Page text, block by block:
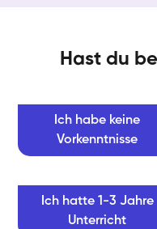
Hast du
Ich habe keine
Vorkenntnisse
Ich hatte 1-3 Jahre
Unterricht